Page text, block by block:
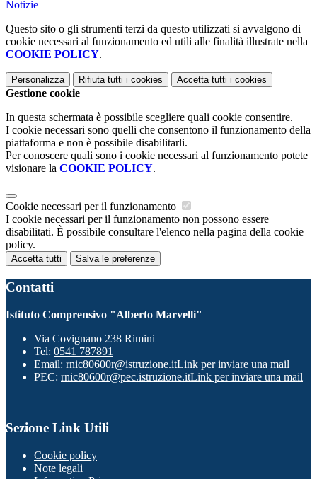
Notizie
Questo sito o gli strumenti terzi da questo utilizzati si avvalgono di
cookie necessari al funzionamento ed utili alle finalità illustrate nella
COOKIE POLICY.
Personalizza Rifiuta tutti i cookies Accetta tutti i cookies
Gestione cookie
In questa schermata è possibile scegliere quali cookie consentire.
I cookie necessari sono quelli che consentono il funzionamento della
piattaforma e non è possibile disabilitarli.
Per conoscere quali sono i cookie necessari al funzionamento potete
visionare la COOKIE POLICY.
Cookie necessari per il funzionamento
I cookie necessari per il funzionamento non possono essere
disabilitati. È possibile consultare l'elenco nella pagina della cookie
policy.
Accetta tutti Salva le preferenze
Contatti
Istituto Comprensivo "Alberto Marvelli"
Via Covignano 238 Rimini
Tel: 0541 787891
Email: rnic80600r@istruzione.itLink per inviare una mail
PEC: rnic80600r@pec.istruzione.itLink per inviare una mail
Sezione Link Utili
Cookie policy
Note legali